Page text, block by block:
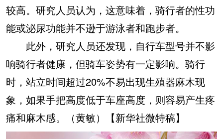
较高。研究人员认为，这意味着，骑行者的性功
能或泌尿功能并不逊于游泳者和跑步者。
此外，研究人员还发现，自行车型号并不影
响骑行者健康，但骑车姿势有一定影响。骑行
时，站立时间超过20%不易出现生殖器麻木现
象，如果手把高度低于车座高度，则容易产生疼
痛和麻木感。（黄敏）【新华社微特稿】